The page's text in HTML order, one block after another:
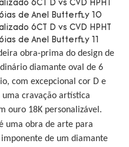
obra-prima do design de
diamante oval de 6
com excepcional cor D e
uma cravação artística
ouro 18K personalizável.
uma obra de arte para
de um diamante